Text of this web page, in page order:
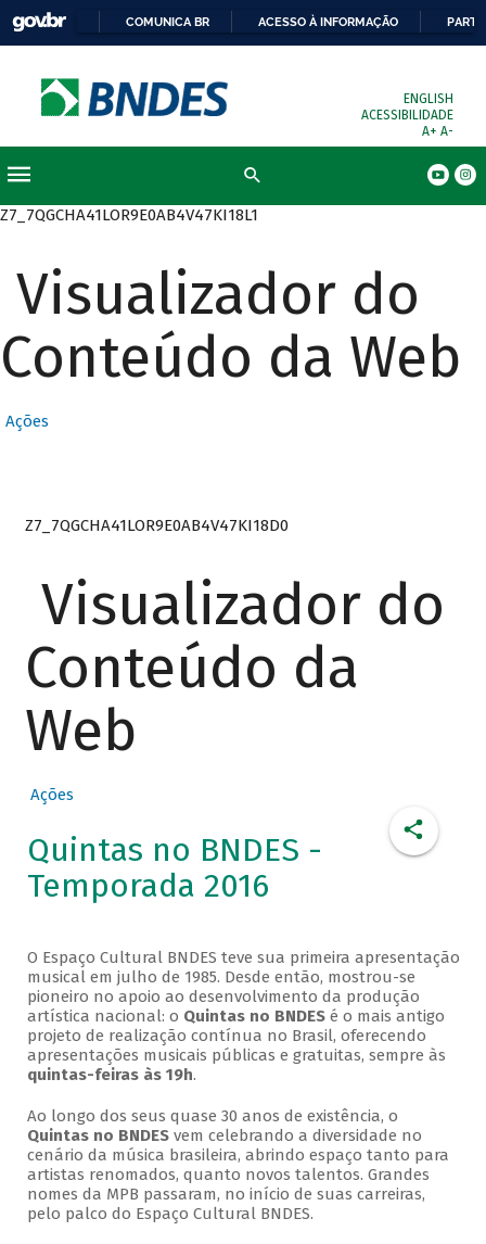
COMUNICA BR ACESSO À INFORMAÇÃO
ENGLISH
ACESSIBILIDADE
A+ A-
Z7_7QGCHA41LOR9E0AB4V47KI18L1
Visualizador do
Conteúdo da Web
Ações
Z7_7QGCHA41LOR9E0AB4V47KI18D0
Visualizador do
Conteúdo da
Web
Ações
Quintas no BNDES -
Temporada 2016
O Espaço Cultural BNDES teve sua primeira apresentação
musical em julho de 1985. Desde então, mostrou-se
pioneiro no apoio ao desenvolvimento da produção
artística nacional: o Quintas no BNDESé o mais antigo
projeto de realização contínua no Brasil, oferecendo
apresentações musicais públicas e gratuitas, sempre às
quintas-feiras às 19h.
Ao longo dos seus quase 30 anos de existência, o
Quintas no BNDESvem celebrando a diversidade no
cenário da música brasileira, abrindo espaço tanto para
artistas renomados, quanto novos talentos. Grandes
nomes da MPB passaram, no início de suas carreiras,
pelo palco do Espaço Cultural BNDES.